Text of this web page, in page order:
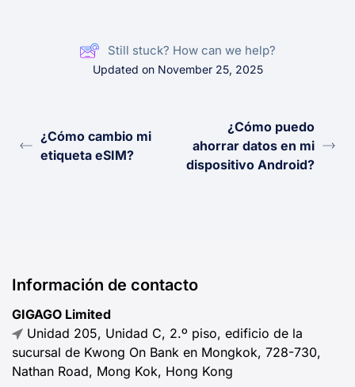
Still stuck? How can we help?
Updated on November 25, 2025
¿Cómo cambio mi
etiqueta eSIM?
¿Cómo puedo
ahorrar datos en mi
dispositivo Android?
Información de contacto
GIGAGO Limited
Unidad 205, Unidad C, 2.º piso, edificio de la
sucursal de Kwong On Bank en Mongkok, 728-730,
Nathan Road, Mong Kok, Hong Kong